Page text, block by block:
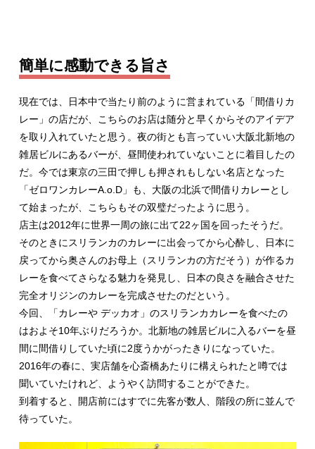
簡単に感動できる旨さ
現在では、日本中で当たり前のように営まれている「間借りカ
レー」の店だが、こちらのお店は随分と早くからそのアイデア
を取り入れていたと思う。夜の街とも言っていい大阪北新地の
雑居ビルにあるバーが、昼間使われていないことに着目したの
だ。今では東京の三田で押しも押されもしない名店となった
「ゼロワンカレーA.o.D」も、大阪の北浜で間借りカレーとし
て始まったが、こちらもその双璧だったように思う。
店主は2012年に世界一周の旅に出て22ヶ国を回ったそうだ。
そのときにスリランカのカレーに出会ってから心酔し、日本に
戻ってから奥さんのお母上（スリランカの方だそう）が作るカ
レーを食べてさらなる魅力を発見し、日本の良さを融合させた
完全オリジンのカレーを完成させたのだという。
今回、「カレーや デッカオ」のスリランカカレーを食べたの
はおよそ10年ぶりだろうか。北新地の雑居ビルに入るバーを昼
間に間借りしていた頃に2度うかがったきりになっていた。
2016年の春に、実店舗を心斎橋あたりに構えられたと噂では
聞いていたけれど、ようやく訪問することができた。
到着すると、開店前にはすでに先客が数人、階段の所に並んで
待っていた。